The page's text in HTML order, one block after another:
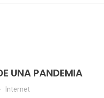
UNA PANDEMIA
Internet